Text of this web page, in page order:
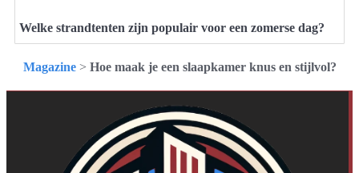
Welke strandtenten zijn populair voor een zomerse dag?
Magazine> Hoe maak je een slaapkamer knus en stijlvol?